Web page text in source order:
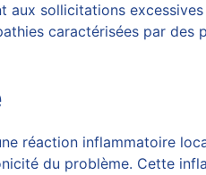
sollicitations
caractérisées par des
réaction inflammatoire
du problème. Cette